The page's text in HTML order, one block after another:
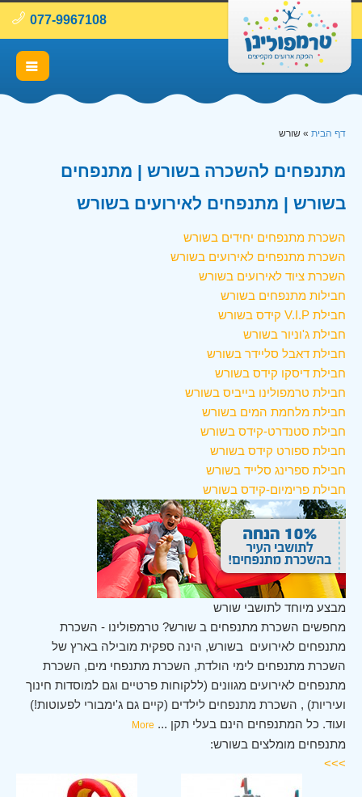
077-9967108
דף הבית » שורש
מתנפחים להשכרה בשורש | מתנפחים
בשורש | מתנפחים לאירועים בשורש
השכרת מתנפחים יחידים בשורש
השכרת מתנפחים לאירועים בשורש
השכרת ציוד לאירועים בשורש
חבילות מתנפחים בשורש
חבילת V.I.P קידס בשורש
חבילת ג'וניור בשורש
חבילת דאבל סליידר בשורש
חבילת דיסקו קידס בשורש
חבילת טרמפולינו בייביס בשורש
חבילת מלחמת המים בשורש
חבילת סטנדרט-קידס בשורש
חבילת ספורט קידס בשורש
חבילת ספרינג סלייד בשורש
חבילת פרימיום-קידס בשורש
מבצע מיוחד לתושבי שורש
מחפשים השכרת מתנפחים ב שורש? טרמפולינו - השכרת
מתנפחים לאירועים בשורש, הינה ספקית מובילה בארץ של
השכרת מתנפחים לימי הולדת, השכרת מתנפחי מים, השכרת
מתנפחים לאירועים מגוונים (ללקוחות פרטיים וגם למוסדות חינוך
ועיריות) , השכרת מתנפחים לילדים (קיים גם ג'ימבורי לפעוטות!)
ועוד. כל המתנפחים הינם בעלי תקן ...
More
מתנפחים מומלצים בשורש:
>>>